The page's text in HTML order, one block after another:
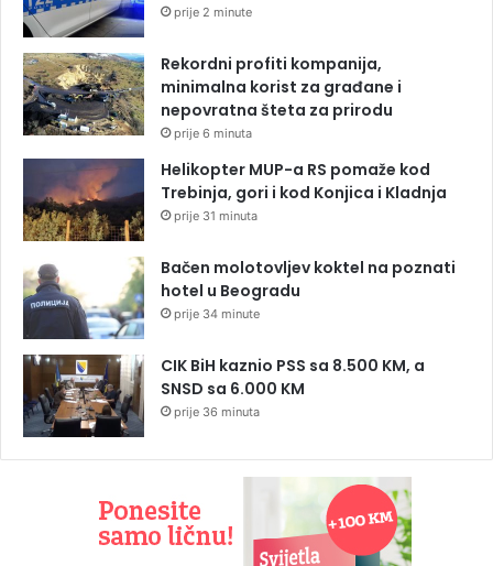
prije 2 minute
Rekordni profiti kompanija,
minimalna korist za građane i
nepovratna šteta za prirodu
prije 6 minuta
Helikopter MUP-a RS pomaže kod
Trebinja, gori i kod Konjica i Kladnja
prije 31 minuta
Bačen molotovljev koktel na poznati
hotel u Beogradu
prije 34 minute
CIK BiH kaznio PSS sa 8.500 KM, a
SNSD sa 6.000 KM
prije 36 minuta